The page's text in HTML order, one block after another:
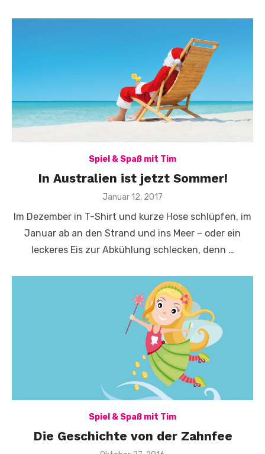
Spiel & Spaß mit Tim
In Australien ist jetzt Sommer!
Veröffentlicht
Januar 12, 2017
Im Dezember in T-Shirt und kurze Hose schlüpfen, im
Januar ab an den Strand und ins Meer – oder ein
leckeres Eis zur Abkühlung schlecken, denn …
Spiel & Spaß mit Tim
Die Geschichte von der Zahnfee